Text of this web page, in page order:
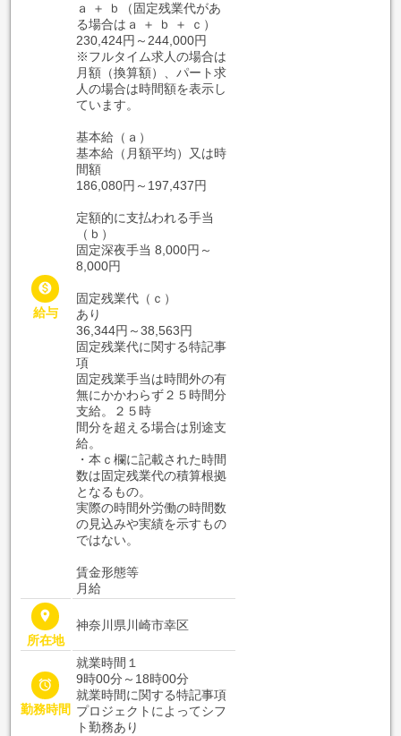

給与
ａ ＋ ｂ（固定残業代があ
る場合はａ ＋ ｂ ＋ ｃ）
230,424円～244,000円
※フルタイム求人の場合は
月額（換算額）、パート求
人の場合は時間額を表示し
ています。
基本給（ａ）
基本給（月額平均）又は時
間額
186,080円～197,437円
定額的に支払われる手当
（ｂ）
固定深夜手当 8,000円～
8,000円
固定残業代（ｃ）
あり
36,344円～38,563円
固定残業代に関する特記事
項
固定残業手当は時間外の有
無にかかわらず２５時間分
支給。２５時
間分を超える場合は別途支
給。
・本ｃ欄に記載された時間
数は固定残業代の積算根拠
となるもの。
実際の時間外労働の時間数
の見込みや実績を示すもの
ではない。
賃金形態等
月給
place
所在地
神奈川県川崎市幸区

勤務時間
就業時間１
9時00分～18時00分
就業時間に関する特記事項
プロジェクトによってシフ
ト勤務あり